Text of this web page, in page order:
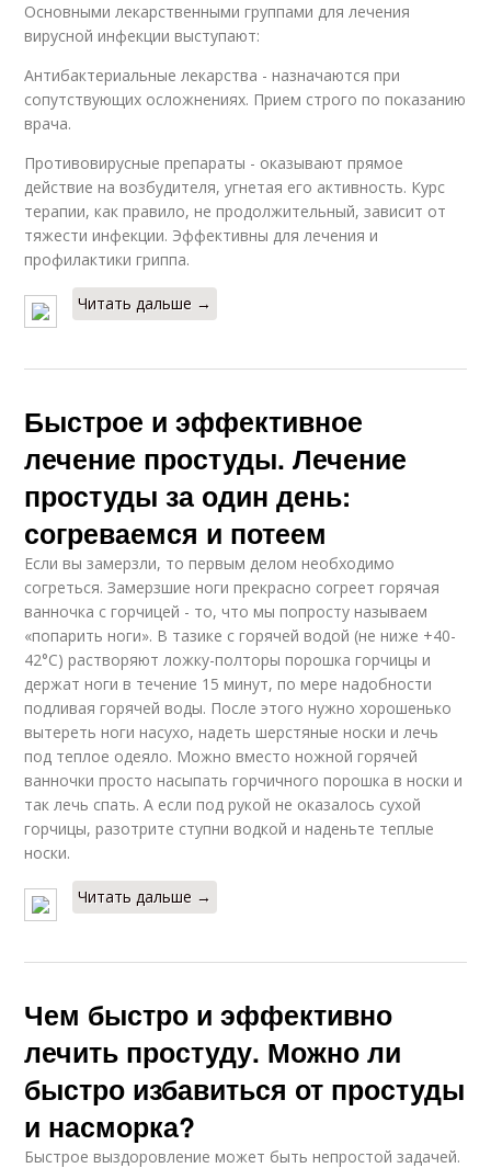
Основными лекарственными группами для лечения
вирусной инфекции выступают:
Антибактериальные лекарства - назначаются при
сопутствующих осложнениях. Прием строго по показанию
врача.
Противовирусные препараты - оказывают прямое
действие на возбудителя, угнетая его активность. Курс
терапии, как правило, не продолжительный, зависит от
тяжести инфекции. Эффективны для лечения и
профилактики гриппа.
Читать дальше →
Быстрое и эффективное
лечение простуды. Лечение
простуды за один день:
согреваемся и потеем
Если вы замерзли, то первым делом необходимо
согреться. Замерзшие ноги прекрасно согреет горячая
ванночка с горчицей - то, что мы попросту называем
«попарить ноги». В тазике с горячей водой (не ниже +40-
42°С) растворяют ложку-полторы порошка горчицы и
держат ноги в течение 15 минут, по мере надобности
подливая горячей воды. После этого нужно хорошенько
вытереть ноги насухо, надеть шерстяные носки и лечь
под теплое одеяло. Можно вместо ножной горячей
ванночки просто насыпать горчичного порошка в носки и
так лечь спать. А если под рукой не оказалось сухой
горчицы, разотрите ступни водкой и наденьте теплые
носки.
Читать дальше →
Чем быстро и эффективно
лечить простуду. Можно ли
быстро избавиться от простуды
и насморка?
Быстрое выздоровление может быть непростой задачей.